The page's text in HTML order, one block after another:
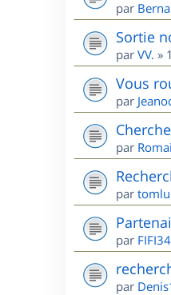
par
Sortie
par VV. »
Vous
par
par
par
par FIFI34
par